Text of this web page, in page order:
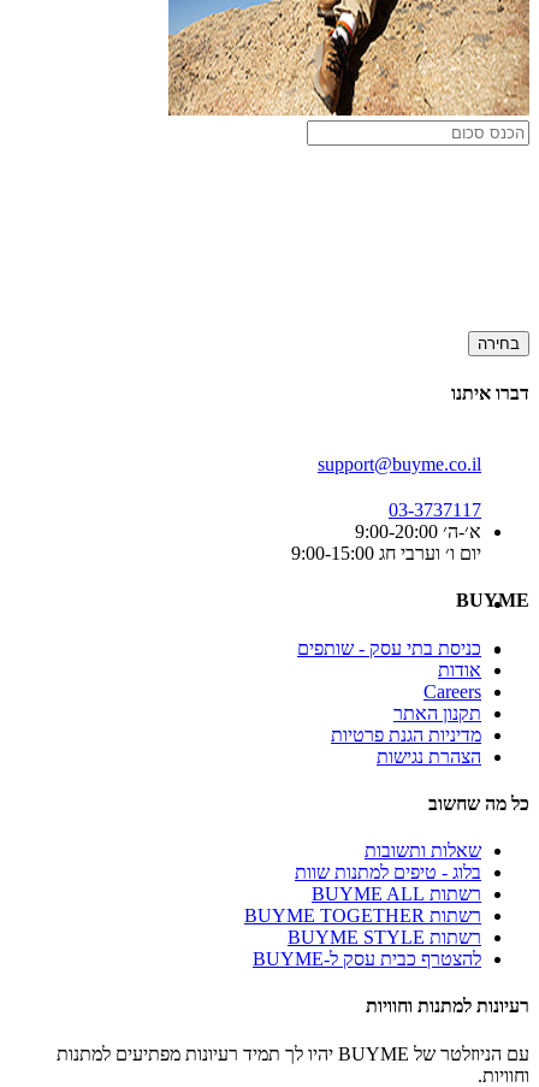
בחירה
דברו איתנו
support@buyme.co.il
03-3737117
א׳-ה׳ 9:00-20:00
יום ו׳ וערבי חג 9:00-15:00
BUYME
כניסת בתי עסק - שותפים
אודות
Careers
תקנון האתר
מדיניות הגנת פרטיות
הצהרת נגישות
כל מה שחשוב
שאלות ותשובות
בלוג - טיפים למתנות שוות
רשתות BUYME ALL
רשתות BUYME TOGETHER
רשתות BUYME STYLE
להצטרף כבית עסק ל-BUYME
רעיונות למתנות וחוויות
עם הניוזלטר של BUYME יהיו לך תמיד רעיונות מפתיעים למתנות
וחוויות.